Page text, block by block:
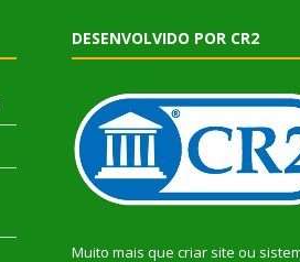
DESENVOLVIDO POR CR2
Muito mais que criar site ou